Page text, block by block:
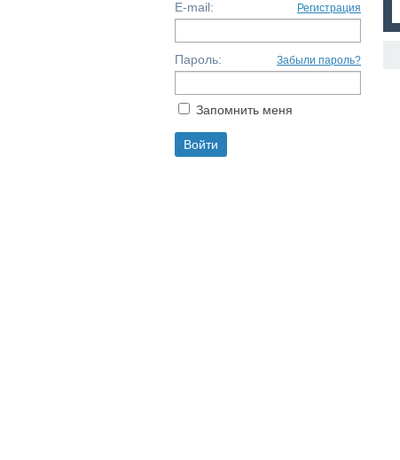
E-mail: Регистрация
Пароль: Забыли пароль?
Запомнить меня